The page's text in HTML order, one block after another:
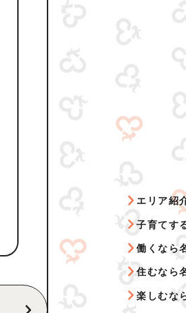
エリア紹
子育てす
働くなら
住むなら
楽しむな